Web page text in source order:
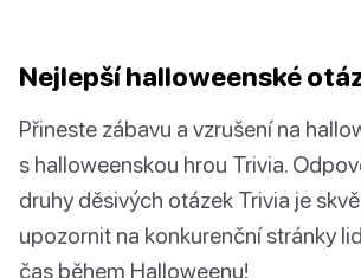
Nejlepší halloweenské
Přineste zábavu a vzrušení na
s halloweenskou hrou Trivia.
druhy děsivých otázek Trivia je
upozornit na konkurenční stránky
čas během Halloweenu!